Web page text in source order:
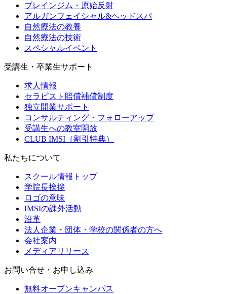
ブレインジム・原始反射
アルガンフェイシャル&ヘッドスパ
自然療法の教養
自然療法の技術
スペシャルイベント
受講生・卒業生サポート
求人情報
セラピスト賠償補償制度
独立開業サポート
コンサルティング・フォローアップ
受講生への教室開放
CLUB IMSI（割引特典）
私たちについて
スクール情報トップ
学院長挨拶
ロゴの意味
IMSIの課外活動
沿革
法人企業・団体・学校の関係者の方へ
会社案内
メディアリリース
お問い合せ・お申し込み
無料オープンキャンパス